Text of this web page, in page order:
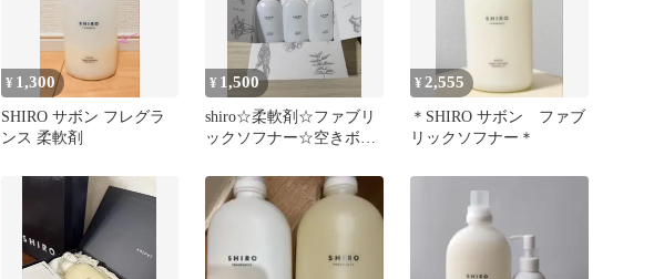
¥ 1,300
SHIRO サボン フレグラ
ンス 柔軟剤
¥ 1,500
shiro☆柔軟剤☆ファブリ
ックソフナー☆空きボト
付
¥ 2,555
＊SHIRO サボン ファブ
リックソフナー＊